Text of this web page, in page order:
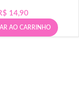
14,90
AO CARRINHO